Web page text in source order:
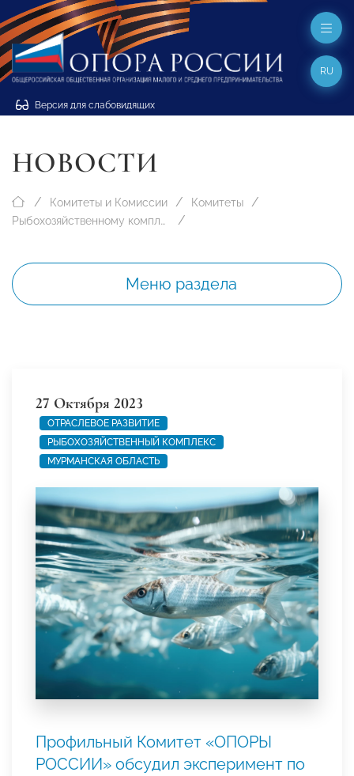
Версия для слабовидящих
RU
НОВОСТИ
Комитеты и Комиссии
Комитеты
Рыбохозяйственному комплексу
Меню раздела
27 Октября 2023
ОТРАСЛЕВОЕ РАЗВИТИЕ
РЫБОХОЗЯЙСТВЕННЫЙ КОМПЛЕКС
МУРМАНСКАЯ ОБЛАСТЬ
Профильный Комитет «ОПОРЫ
РОССИИ» обсудил эксперимент по